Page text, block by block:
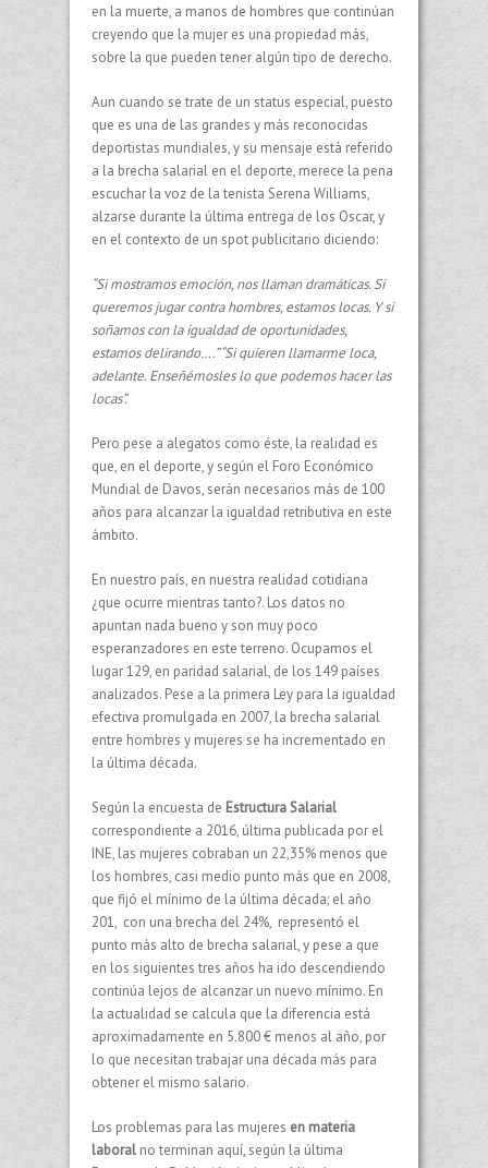
en la muerte, a manos de hombres que continúan
creyendo que la mujer es una propiedad más,
sobre la que pueden tener algún tipo de derecho.
Aun cuando se trate de un status especial, puesto
que es una de las grandes y más reconocidas
deportistas mundiales, y su mensaje está referido
a la brecha salarial en el deporte, merece la pena
escuchar la voz de la tenista Serena Williams,
alzarse durante la última entrega de los Oscar, y
en el contexto de un spot publicitario diciendo:
“Si mostramos emoción, nos llaman dramáticas. Si
queremos jugar contra hombres, estamos locas. Y si
soñamos con la igualdad de oportunidades,
estamos delirando….” “Si quieren llamarme loca,
adelante. Enseñémosles lo que podemos hacer las
locas”.
Pero pese a alegatos como éste, la realidad es
que, en el deporte, y según el Foro Económico
Mundial de Davos, serán necesarios más de 100
años para alcanzar la igualdad retributiva en este
ámbito.
En nuestro país, en nuestra realidad cotidiana
¿que ocurre mientras tanto?. Los datos no
apuntan nada bueno y son muy poco
esperanzadores en este terreno. Ocupamos el
lugar 129, en paridad salarial, de los 149 países
analizados. Pese a la primera Ley para la igualdad
efectiva promulgada en 2007, la brecha salarial
entre hombres y mujeres se ha incrementado en
la última década.
Según la encuesta de Estructura Salarial
correspondiente a 2016, última publicada por el
INE, las mujeres cobraban un 22,35% menos que
los hombres, casi medio punto más que en 2008,
que fijó el mínimo de la última década; el año
201, con una brecha del 24%, representó el
punto más alto de brecha salarial, y pese a que
en los siguientes tres años ha ido descendiendo
continúa lejos de alcanzar un nuevo mínimo. En
la actualidad se calcula que la diferencia está
aproximadamente en 5.800 € menos al año, por
lo que necesitan trabajar una década más para
obtener el mismo salario.
Los problemas para las mujeres en materia
laboral no terminan aquí, según la última